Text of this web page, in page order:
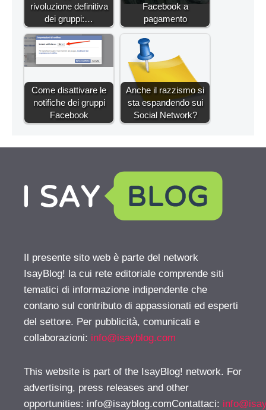
rivoluzione definitiva
dei gruppi:…
Facebook a
pagamento
Come disattivare le
notifiche dei gruppi
Facebook
Anche il razzismo si
sta espandendo sui
Social Network?
Il presente sito web è parte del network
IsayBlog! la cui rete editoriale comprende siti
tematici di informazione indipendente che
contano sul contributo di appassionati ed esperti
del settore. Per pubblicità, comunicati e
collaborazioni: info@isayblog.com
This website is part of the IsayBlog! network. For
advertising, press releases and other
opportunities: info@isayblog.comContattaci: